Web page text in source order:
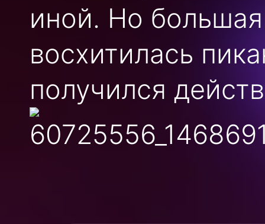
иной. Но
восхитилась
получился